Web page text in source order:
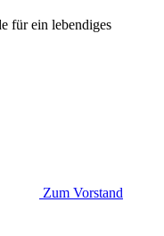
für ein lebendiges
Zum Vorstand